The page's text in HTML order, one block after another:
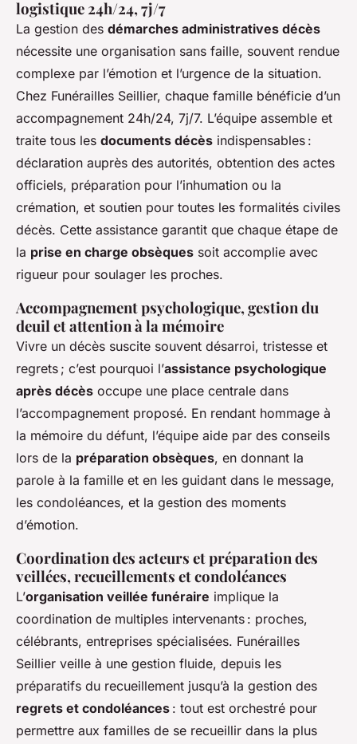
logistique 24h/24, 7j/7
La gestion des démarches administratives décès
nécessite une organisation sans faille, souvent rendue
complexe par l’émotion et l’urgence de la situation.
Chez Funérailles Seillier, chaque famille bénéficie d’un
accompagnement 24h/24, 7j/7. L’équipe assemble et
traite tous les documents décès indispensables :
déclaration auprès des autorités, obtention des actes
officiels, préparation pour l’inhumation ou la
crémation, et soutien pour toutes les formalités civiles
décès. Cette assistance garantit que chaque étape de
la prise en charge obsèques soit accomplie avec
rigueur pour soulager les proches.
Accompagnement psychologique, gestion du
deuil et attention à la mémoire
Vivre un décès suscite souvent désarroi, tristesse et
regrets ; c’est pourquoi l’assistance psychologique
après décès occupe une place centrale dans
l’accompagnement proposé. En rendant hommage à
la mémoire du défunt, l’équipe aide par des conseils
lors de la préparation obsèques, en donnant la
parole à la famille et en les guidant dans le message,
les condoléances, et la gestion des moments
d’émotion.
Coordination des acteurs et préparation des
veillées, recueillements et condoléances
L’organisation veillée funéraire implique la
coordination de multiples intervenants : proches,
célébrants, entreprises spécialisées. Funérailles
Seillier veille à une gestion fluide, depuis les
préparatifs du recueillement jusqu’à la gestion des
regrets et condoléances : tout est orchestré pour
permettre aux familles de se recueillir dans la plus